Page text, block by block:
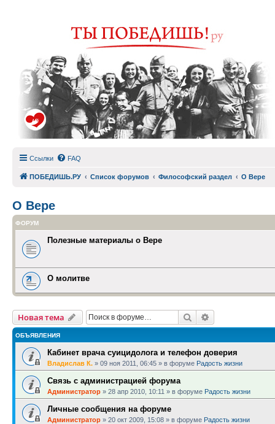
Ссылки FAQ
ПОБЕДИШЬ.РУ Список форумов Философский раздел О Вере
О Вере
ФОРУМ
Полезные материалы о Вере
О молитве
Новая тема Поиск
ОБЪЯВЛЕНИЯ
Кабинет врача суицидолога и телефон доверия
Владислав К. » 09 ноя 2011, 06:45 » в форуме Радость жизни
Связь с администрацией форума
Администратор » 28 апр 2010, 10:11 » в форуме Радость жизни
Личные сообщения на форуме
Администратор » 20 окт 2009, 15:08 » в форуме Радость жизни